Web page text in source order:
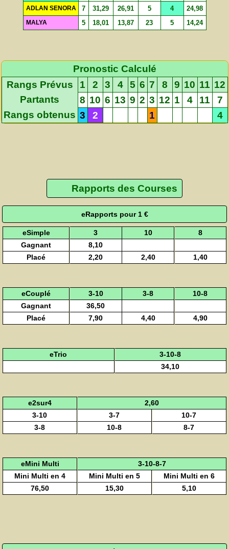
ADLAN SENORA 7 31,29 26,91 5 4 24,98
MALYA 5 18,01 13,87 23 5 14,24
Pronostic Calculé
Rangs Prévus
1 2 3 4 5 6 7 8 9 10 11 12
Partants
8 10 6 13 9 2 3 12 1 4 11
7
Rangs obtenus 3 2 1 4
Rapports des Courses
eRapports pour 1 €
eSimple 3 10
8
Gagnant
8,10
Placé
2,20 2,40 1,40
eCouplé 3-10 3-8
10-8
Gagnant
36,50
Placé
7,90 4,40 4,90
eTrio
3-10-8
34,10
e2sur4
2,60
3-10
3-7
10-7
3-8
10-8 8-7
eMini Multi
3-10-8-7
Mini Multi en 4
Mini Multi en 5
Mini Multi en 6
76,50
15,30 5,10